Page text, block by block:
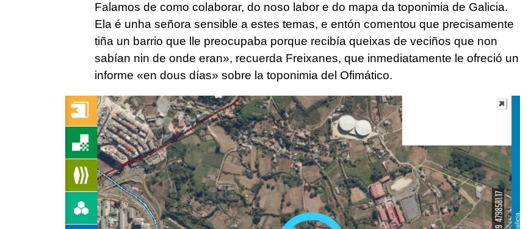
Falamos de como colaborar, do noso labor e do mapa da toponimia de Galicia.
Ela é unha señora sensible a estes temas, e entón comentou que precisamente
tiña un barrio que lle preocupaba porque recibía queixas de veciños que non
sabían nin de onde eran», recuerda Freixanes, que inmediatamente le ofreció un
informe «en dous días» sobre la toponimia del Ofimático.